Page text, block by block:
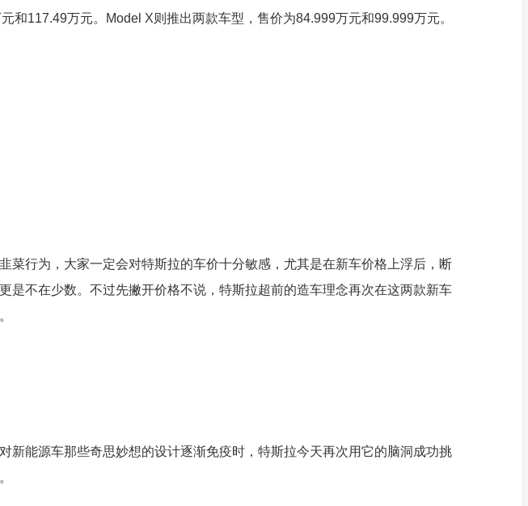
和117.49万元。Model X则推出两款车型，售价为84.999万元和99.999万元。
菜行为，大家一定会对特斯拉的车价十分敏感，尤其是在新车价格上浮后，断
是不在少数。不过先撇开价格不说，特斯拉超前的造车理念再次在这两款新车
新能源车那些奇思妙想的设计逐渐免疫时，特斯拉今天再次用它的脑洞成功挑